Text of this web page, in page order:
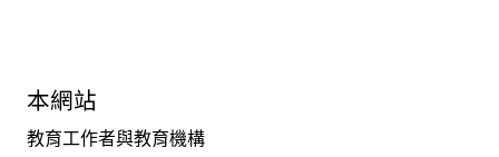
本網站
教育工作者與教育機構